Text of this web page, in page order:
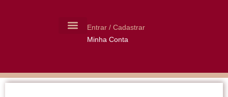
Entrar / Cadastrar
Minha Conta